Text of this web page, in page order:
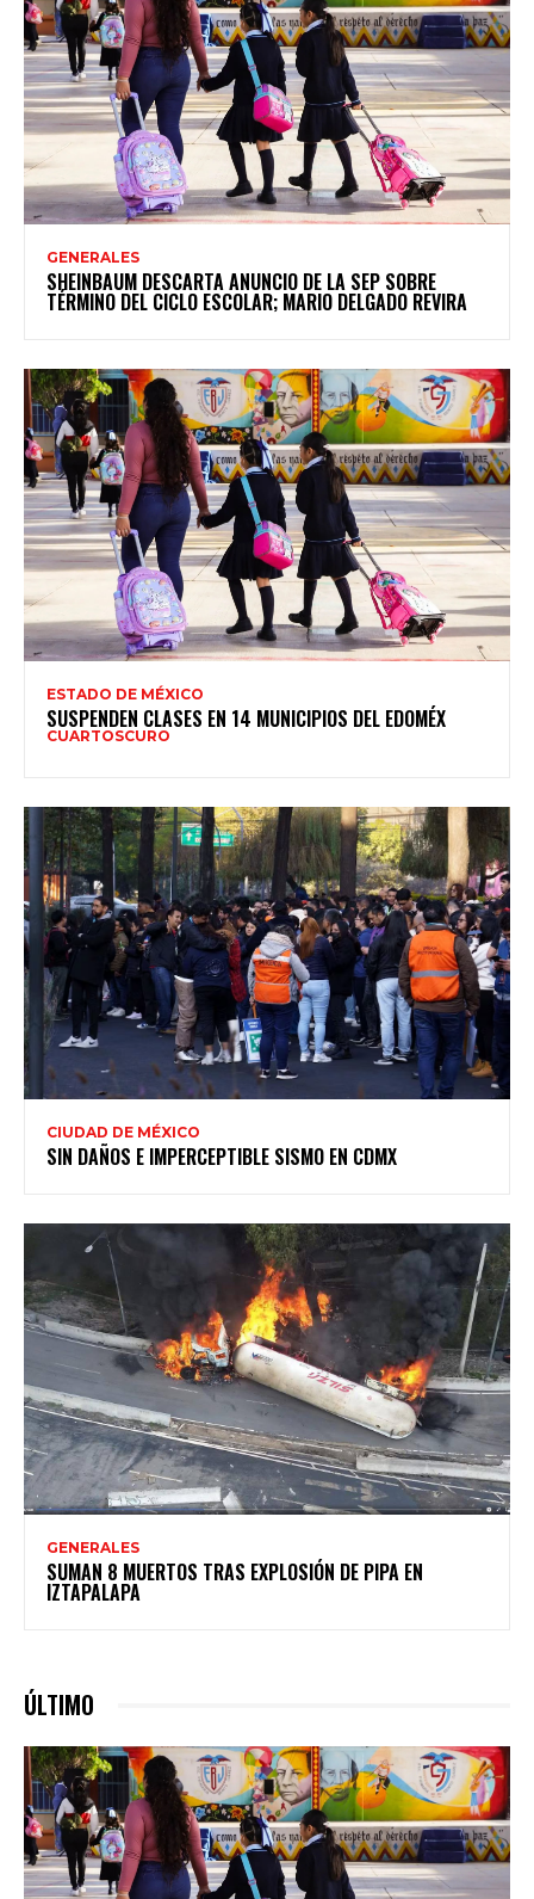
GENERALES
SHEINBAUM DESCARTA ANUNCIO DE LA SEP SOBRE
TÉRMINO DEL CICLO ESCOLAR; MARIO DELGADO REVIRA
ESTADO DE MÉXICO
SUSPENDEN CLASES EN 14 MUNICIPIOS DEL EDOMÉX
CUARTOSCURO
CIUDAD DE MÉXICO
SIN DAÑOS E IMPERCEPTIBLE SISMO EN CDMX
GENERALES
SUMAN 8 MUERTOS TRAS EXPLOSIÓN DE PIPA EN
IZTAPALAPA
ÚLTIMO